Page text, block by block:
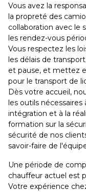
Vous avez la
la propreté des
collaboration avec le
les rendez-vous
Vous respectez les
les délais de
et pause, et mettez
pour le transport de
Dès votre accueil,
les outils
intégration et à la
formation sur la
sécurité de nos
savoir-faire de
Une période de
chauffeur actuel est
Votre expérience